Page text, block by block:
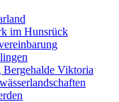
im Hunsrück
Viktoria